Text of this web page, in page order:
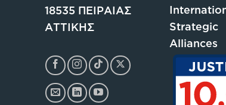
18535 ΠΕΙΡΑΙΑΣ
ΑΤΤΙΚΗΣ
Strategic
Alliances